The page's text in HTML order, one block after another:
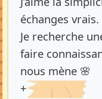
échanges vrais.
Je recherche
faire
nous mène 🌸
+